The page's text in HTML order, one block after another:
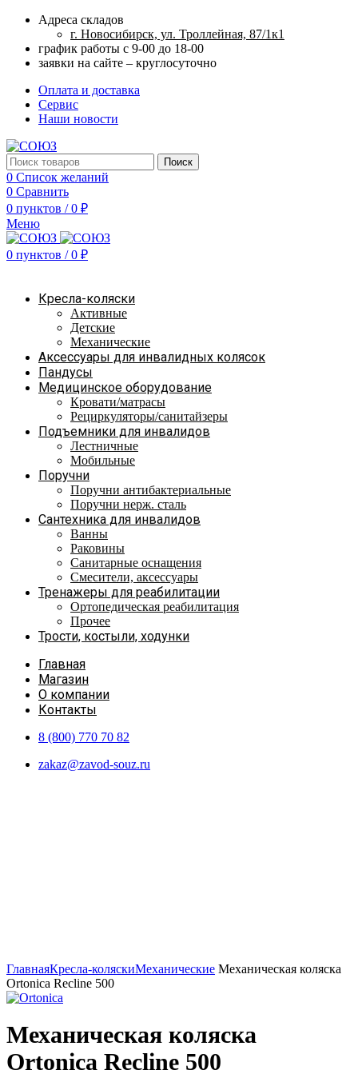
Адреса складов
г. Новосибирск, ул. Троллейная, 87/1к1
график работы с 9-00 до 18-00
заявки на сайте – круглосуточно
Оплата и доставка
Сервис
Наши новости
Поиск
0 Список желаний
0 Сравнить
0 пунктов / 0 ₽
Меню
0 пунктов / 0 ₽
Кресла-коляски
Активные
Детские
Механические
Аксессуары для инвалидных колясок
Пандусы
Медицинское оборудование
Кровати/матрасы
Рециркуляторы/санитайзеры
Подъемники для инвалидов
Лестничные
Мобильные
Поручни
Поручни антибактериальные
Поручни нерж. сталь
Сантехника для инвалидов
Ванны
Раковины
Санитарные оснащения
Смесители, аксессуары
Тренажеры для реабилитации
Ортопедическая реабилитация
Прочее
Трости, костыли, ходунки
Главная
Магазин
О компании
Контакты
8 (800) 770 70 82
zakaz@zavod-souz.ru
ГлавнаяКресла-коляскиМеханические Механическая коляска
Ortonica Recline 500
Механическая коляска
Ortonica Recline 500